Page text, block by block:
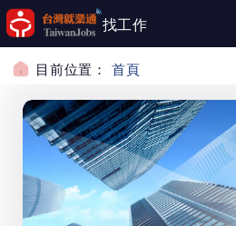
跳到主要內容
找工作
目前位置： 首頁